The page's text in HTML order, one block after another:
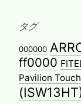
タグ
000000
ff0000
Pavilion